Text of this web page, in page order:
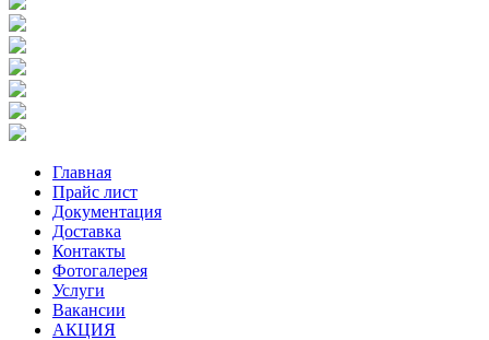
Главная
Прайс лист
Документация
Доставка
Контакты
Фотогалерея
Услуги
Вакансии
АКЦИЯ